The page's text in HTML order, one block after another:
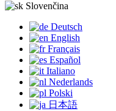
Slovenčina
Deutsch
English
Français
Español
Italiano
Nederlands
Polski
日本語